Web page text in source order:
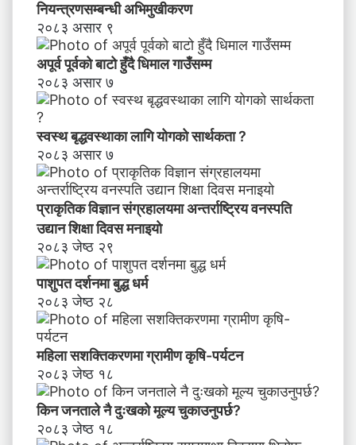
नियन्त्रणसम्बन्धी अभिमुखीकरण
२०८३ असार ९
अपूर्व पूर्वको बाटो हुँदै धिमाल गाउँसम्म
२०८३ असार ७
स्वस्थ बृद्धवस्थाका लागि योगको सार्थकता ?
२०८३ असार ७
प्राकृतिक विज्ञान संग्रहालयमा अन्तर्राष्ट्रिय वनस्पति
उद्यान शिक्षा दिवस मनाइयाे
२०८३ जेष्ठ २९
पाशुपत दर्शनमा बुद्ध धर्म​
२०८३ जेष्ठ २८
महिला सशक्तिकरणमा ग्रामीण कृषि-पर्यटन
२०८३ जेष्ठ १८
किन जनताले नै दुःखको मूल्य चुकाउनुपर्छ?
२०८३ जेष्ठ १८